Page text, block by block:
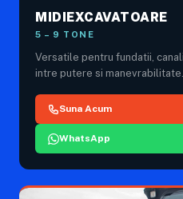
MIDIEXCAVATOARE
5 – 9 TONE
Versatile pentru fundatii,
intre putere si manevrabilitate.
Suna Acum
WhatsApp